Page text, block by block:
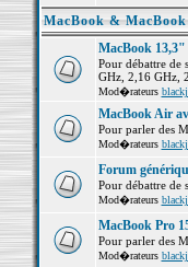
MacBook &
MacBook
Pour débattre de
GHz, 2,16 GHz,
Mod�rateurs
MacBook Air
Pour parler des
Mod�rateurs
Forum
Pour débattre de
Mod�rateurs
MacBook Pro
Pour parler des
Mod�rateurs